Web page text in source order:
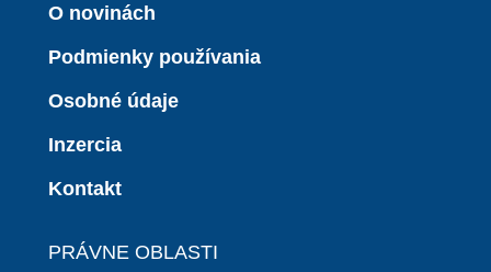
O novinách
Podmienky používania
Osobné údaje
Inzercia
Kontakt
PRÁVNE OBLASTI